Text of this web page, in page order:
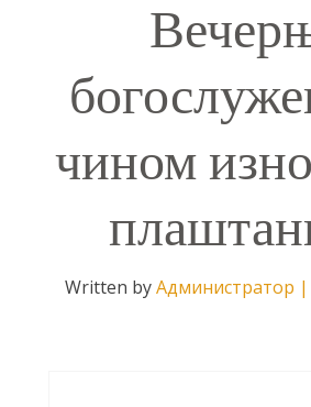
чином
Written byАдминистратор |